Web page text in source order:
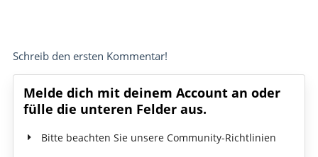
Schreib den ersten Kommentar!
Melde dich mit deinem Account an oder
fülle die unteren Felder aus.
Bitte beachten Sie unsere Community-Richtlinien